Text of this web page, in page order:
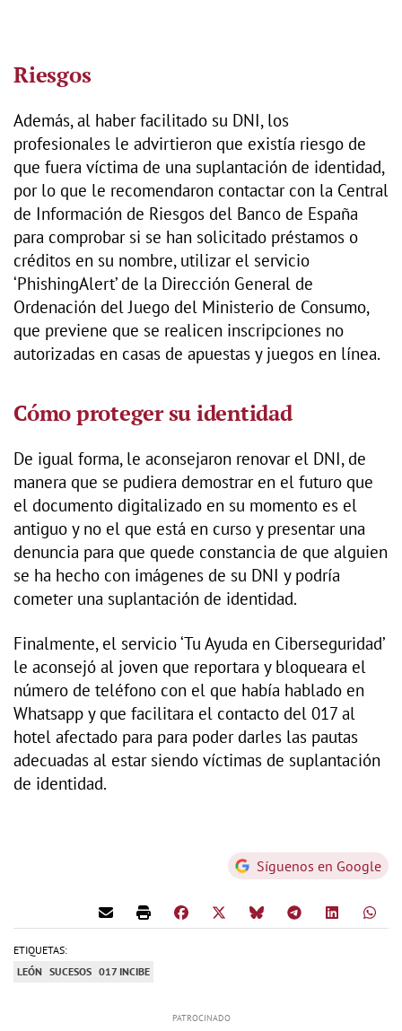
Riesgos
Además, al haber facilitado su DNI, los
profesionales le advirtieron que existía riesgo de
que fuera víctima de una suplantación de identidad,
por lo que le recomendaron contactar con la Central
de Información de Riesgos del Banco de España
para comprobar si se han solicitado préstamos o
créditos en su nombre, utilizar el servicio
‘PhishingAlert’ de la Dirección General de
Ordenación del Juego del Ministerio de Consumo,
que previene que se realicen inscripciones no
autorizadas en casas de apuestas y juegos en línea.
Cómo proteger su identidad
De igual forma, le aconsejaron renovar el DNI, de
manera que se pudiera demostrar en el futuro que
el documento digitalizado en su momento es el
antiguo y no el que está en curso y presentar una
denuncia para que quede constancia de que alguien
se ha hecho con imágenes de su DNI y podría
cometer una suplantación de identidad.
Finalmente, el servicio ‘Tu Ayuda en Ciberseguridad’
le aconsejó al joven que reportara y bloqueara el
número de teléfono con el que había hablado en
Whatsapp y que facilitara el contacto del 017 al
hotel afectado para para poder darles las pautas
adecuadas al estar siendo víctimas de suplantación
de identidad.
Síguenos en Google
ETIQUETAS:
LEÓN SUCESOS 017 INCIBE